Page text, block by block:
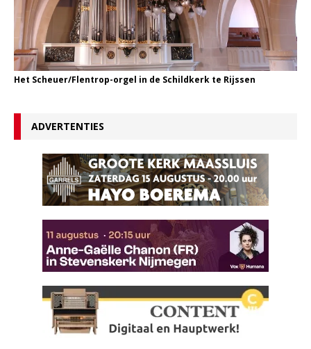
Het Scheuer/Flentrop-orgel in de Schildkerk te Rijssen
ADVERTENTIES